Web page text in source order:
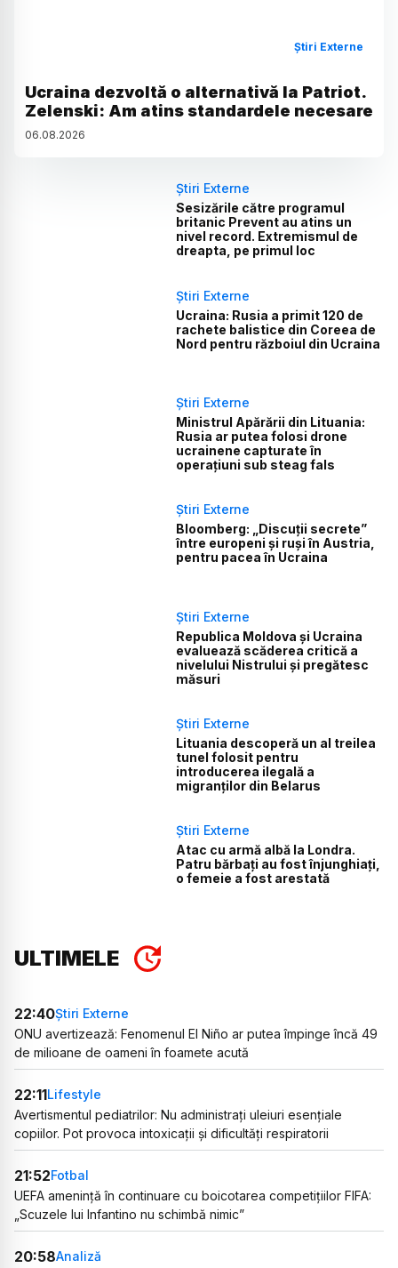
Știri Externe
Ucraina dezvoltă o alternativă la Patriot.
Zelenski: Am atins standardele necesare
06.08.2026
Știri Externe
Sesizările către programul
britanic Prevent au atins un
nivel record. Extremismul de
dreapta, pe primul loc
Știri Externe
Ucraina: Rusia a primit 120 de
rachete balistice din Coreea de
Nord pentru războiul din Ucraina
Știri Externe
Ministrul Apărării din Lituania:
Rusia ar putea folosi drone
ucrainene capturate în
operațiuni sub steag fals
Știri Externe
Bloomberg: „Discuții secrete”
între europeni și ruși în Austria,
pentru pacea în Ucraina
Știri Externe
Republica Moldova și Ucraina
evaluează scăderea critică a
nivelului Nistrului și pregătesc
măsuri
Știri Externe
Lituania descoperă un al treilea
tunel folosit pentru
introducerea ilegală a
migranților din Belarus
Știri Externe
Atac cu armă albă la Londra.
Patru bărbați au fost înjunghiați,
o femeie a fost arestată
ULTIMELE
22:40Știri Externe
ONU avertizează: Fenomenul El Niño ar putea împinge încă 49
de milioane de oameni în foamete acută
22:11Lifestyle
Avertismentul pediatrilor: Nu administrați uleiuri esențiale
copiilor. Pot provoca intoxicații și dificultăți respiratorii
21:52Fotbal
UEFA amenință în continuare cu boicotarea competițiilor FIFA:
„Scuzele lui Infantino nu schimbă nimic”
20:58Analiză